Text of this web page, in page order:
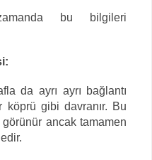
bu bilgileri
da ayrı ayrı bağlantı
gibi davranır. Bu
ancak tamamen